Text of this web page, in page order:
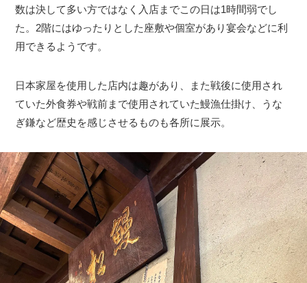
数は決して多い方ではなく入店までこの日は1時間弱でし
た。2階にはゆったりとした座敷や個室があり宴会などに利
用できるようです。
日本家屋を使用した店内は趣があり、また戦後に使用され
ていた外食券や戦前まで使用されていた鰻漁仕掛け、うな
ぎ鎌など歴史を感じさせるものも各所に展示。